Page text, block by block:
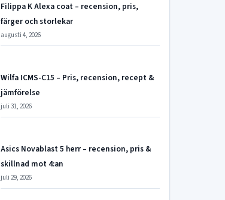
Filippa K Alexa coat – recension, pris,
färger och storlekar
augusti 4, 2026
Wilfa ICMS-C15 – Pris, recension, recept &
jämförelse
juli 31, 2026
Asics Novablast 5 herr – recension, pris &
skillnad mot 4:an
juli 29, 2026